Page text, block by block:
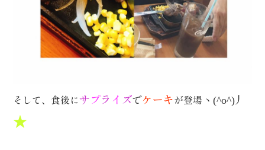
そして、食後にサプラ イ ズでケーキが登場 ヽ(^o^)丿
★